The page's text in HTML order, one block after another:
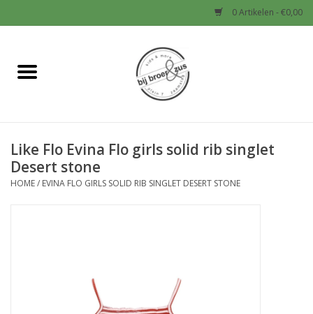
0 Artikelen - €0,00
Home
Baby
Jongens
Schoenen en Tassen
Like Flo Evina Flo girls solid rib singlet
Desert stone
HOME/ EVINA FLO GIRLS SOLID RIB SINGLET DESERT STONE